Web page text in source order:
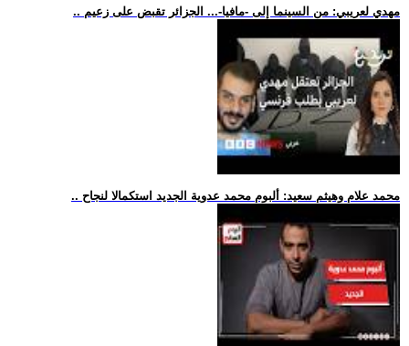
.. مهدي لعريبي: من السينما إلى -مافيا-... الجزائر تقبض على زعيم
.. محمد علام وهيثم سعيد: ألبوم محمد عدوية الجديد استكمالا لنجاح